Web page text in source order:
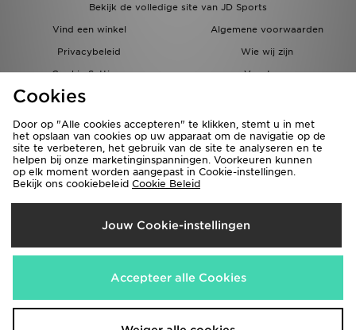
Bekijk de volledige site van JD Sports
Vind een winkel
Algemene voorwaarden
Privacybeleid
Wie wij zijn
Cookie Settings
Vacatures
Bestellingen en Levering
Verzenden Naar
België
Wij accepteren de volgende betaalmethoden
Bezoek onze bedrijfswebsite www.jdplc.com
Cookies
Door op "Alle cookies accepteren" te klikken, stemt u in met
het opslaan van cookies op uw apparaat om de navigatie op de
site te verbeteren, het gebruik van de site te analyseren en te
helpen bij onze marketinginspanningen. Voorkeuren kunnen
op elk moment worden aangepast in Cookie-instellingen.
Bekijk ons cookiebeleid Cookie Beleid
Jouw Cookie-instellingen
Accepteer alle Cookies